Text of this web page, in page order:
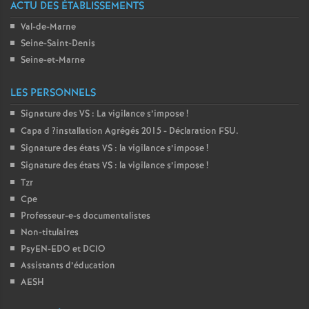
ACTU DES ÉTABLISSEMENTS
Val-de-Marne
Seine-Saint-Denis
Seine-et-Marne
LES PERSONNELS
Signature des VS : La vigilance s’impose!
Capa d ?installation Agrégés 2015 - Déclaration FSU.
Signature des états VS : la vigilance s’impose!
Signature des états VS : la vigilance s’impose!
Tzr
Cpe
Professeur-e-s documentalistes
Non-titulaires
PsyEN-EDO et DCIO
Assistants d’éducation
AESH